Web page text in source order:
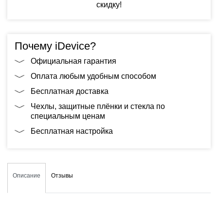
скидку!
Почему iDevice?
Официальная гарантия
Оплата любым удобным способом
Бесплатная доставка
Чехлы, защитные плёнки и стекла по
специальным ценам
Бесплатная настройка
Описание Отзывы